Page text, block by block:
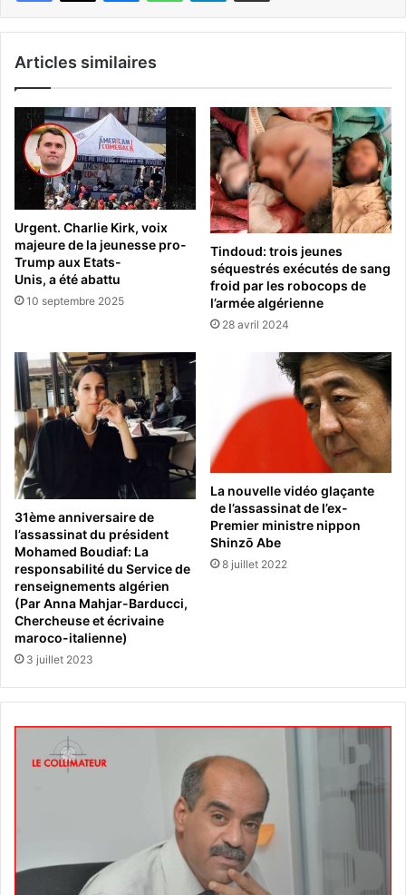
Articles similaires
Urgent. Charlie Kirk, voix
majeure de la jeunesse pro-
Trump aux Etats-
Unis, a été abattu
10 septembre 2025
Tindoud: trois jeunes
séquestrés exécutés de sang
froid par les robocops de
l’armée algérienne
28 avril 2024
31ème anniversaire de
l’assassinat du président
Mohamed Boudiaf: La
responsabilité du Service de
renseignements algérien
(Par Anna Mahjar-Barducci,
Chercheuse et écrivaine
maroco-italienne)
3 juillet 2023
La nouvelle vidéo glaçante
de l’assassinat de l’ex-
Premier ministre nippon
Shinzō Abe
8 juillet 2022